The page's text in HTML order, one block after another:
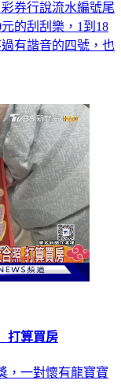
券行說流水編號尾
的刮刮樂，1到18
有諧音的四號，也
打算買房
，一對懷有龍寶寶